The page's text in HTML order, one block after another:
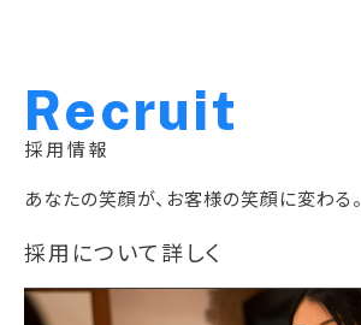
Recruit
採用情報
あなたの笑顔が、お客様の笑顔に変わる。
採用について詳しく